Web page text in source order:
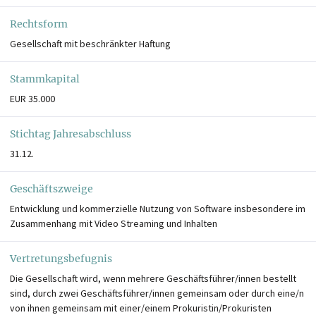
Rechtsform
Gesellschaft mit beschränkter Haftung
Stammkapital
EUR 35.000
Stichtag Jahresabschluss
31.12.
Geschäftszweige
Entwicklung und kommerzielle Nutzung von Software insbesondere im
Zusammenhang mit Video Streaming und Inhalten
Vertretungsbefugnis
Die Gesellschaft wird, wenn mehrere Geschäftsführer/innen bestellt
sind, durch zwei Geschäftsführer/innen gemeinsam oder durch eine/n
von ihnen gemeinsam mit einer/einem Prokuristin/Prokuristen